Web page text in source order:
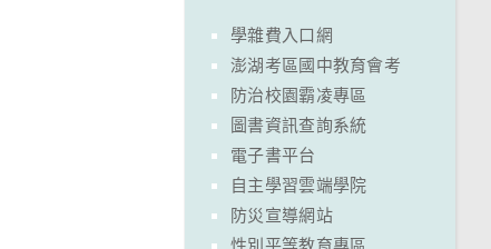
學雜費入口網
澎湖考區國中教育會考
防治校園霸凌專區
圖書資訊查詢系統
電子書平台
自主學習雲端學院
防災宣導網站
性別平等教育專區